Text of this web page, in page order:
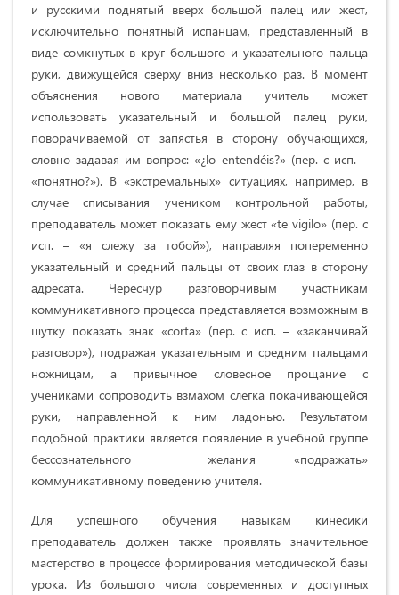
и русскими поднятый вверх большой палец или жест,
исключительно понятный испанцам, представленный в
виде сомкнутых в круг большого и указательного пальца
руки, движущейся сверху вниз несколько раз. В момент
объяснения нового материала учитель может
использовать указательный и большой палец руки,
поворачиваемой от запястья в сторону обучающихся,
словно задавая им вопрос: «¿lo entendéis?» (пер. с исп. –
«понятно?»). В «экстремальных» ситуациях, например, в
случае списывания учеником контрольной работы,
преподаватель может показать ему жест «te vigilo» (пер. с
исп. – «я слежу за тобой»), направляя попеременно
указательный и средний пальцы от своих глаз в сторону
адресата. Чересчур разговорчивым участникам
коммуникативного процесса представляется возможным в
шутку показать знак «corta» (пер. с исп. – «заканчивай
разговор»), подражая указательным и средним пальцами
ножницам, а привычное словесное прощание с
учениками сопроводить взмахом слегка покачивающейся
руки, направленной к ним ладонью. Результатом
подобной практики является появление в учебной группе
бессознательного желания «подражать»
коммуникативному поведению учителя.
Для успешного обучения навыкам кинесики
преподаватель должен также проявлять значительное
мастерство в процессе формирования методической базы
урока. Из большого числа современных и доступных